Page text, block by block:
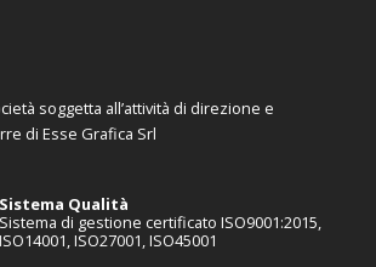
soggetta all’attività di direzione e
di Esse Grafica Srl
Sistema Qualità
Sistema di gestione certificato ISO9001:2015,
ISO14001, ISO27001, ISO45001